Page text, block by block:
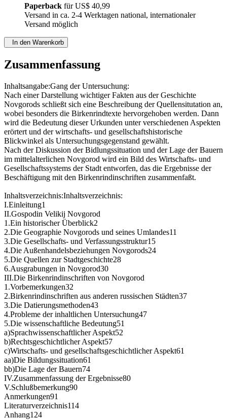
Paperback fürUS$ 40,99
Versand in ca. 2-4 Werktagen national, internationaler
Versand möglich
In den Warenkorb
Zusammenfassung
Inhaltsangabe:Gang der Untersuchung:
Nach einer Darstellung wichtiger Fakten aus der Geschichte
Novgorods schließt sich eine Beschreibung der Quellensitutation an,
wobei besonders die Birkenrindtexte hervorgehoben werden. Dann
wird die Bedeutung dieser Urkunden unter verschiedenen Aspekten
erörtert und der wirtschafts- und gesellschaftshistorische
Blickwinkel als Untersuchungsgegenstand gewählt.
Nach der Diskussion der Bidlungssituation und der Lage der Bauern
im mittelalterlichen Novgorod wird ein Bild des Wirtschafts- und
Gesellschaftssystems der Stadt entworfen, das die Ergebnisse der
Beschäftigung mit den Birkenrindinschriften zusammenfaßt.
Inhaltsverzeichnis:Inhaltsverzeichnis:
I.Einleitung1
II.Gospodin Velikij Novgorod
1.Ein historischer Überblick2
2.Die Geographie Novgorods und seines Umlandes11
3.Die Gesellschafts- und Verfassungsstruktur15
4.Die Außenhandelsbeziehungen Novgorods24
5.Die Quellen zur Stadtgeschichte28
6.Ausgrabungen in Novgorod30
III.Die Birkenrindinschriften von Novgorod
1.Vorbemerkungen32
2.Birkenrindinschriften aus anderen russischen Städten37
3.Die Datierungsmethoden43
4.Probleme der inhaltlichen Untersuchung47
5.Die wissenschaftliche Bedeutung51
a)Sprachwissenschaftlicher Aspekt52
b)Rechtsgeschichtlicher Aspekt57
c)Wirtschafts- und gesellschaftsgeschichtlicher Aspekt61
aa)Die Bildungssituation61
bb)Die Lage der Bauern74
IV.Zusammenfassung der Ergebnisse80
V.Schlußbemerkung90
Anmerkungen91
Literaturverzeichnis114
Anhang124